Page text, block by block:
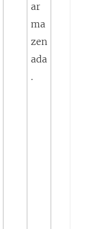
ar
ma
zen
ada
.